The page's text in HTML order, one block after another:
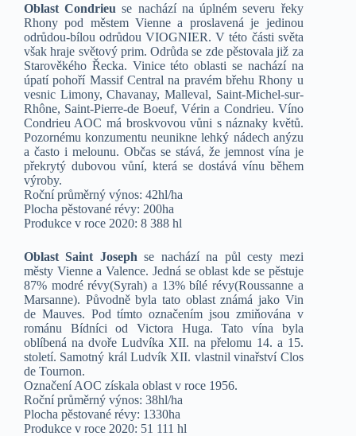
Oblast Condrieu se nachází na úplném severu řeky
Rhony pod městem Vienne a proslavená je jedinou
odrůdou-bílou odrůdou VIOGNIER. V této části světa
však hraje světový prim. Odrůda se zde pěstovala již za
Starověkého Řecka. Vinice této oblasti se nachází na
úpatí pohoří Massif Central na pravém břehu Rhony u
vesnic Limony, Chavanay, Malleval, Saint-Michel-sur-
Rhône, Saint-Pierre-de Boeuf, Vérin a Condrieu. Víno
Condrieu AOC má broskvovou vůni s náznaky květů.
Pozornému konzumentu neunikne lehký nádech anýzu
a často i melounu. Občas se stává, že jemnost vína je
překrytý dubovou vůní, která se dostává vínu během
výroby.
Roční průměrný výnos: 42hl/ha
Plocha pěstované révy: 200ha
Produkce v roce 2020: 8 388 hl
Oblast Saint Joseph se nachází na půl cesty mezi
městy Vienne a Valence. Jedná se oblast kde se pěstuje
87% modré révy(Syrah) a 13% bílé révy(Roussanne a
Marsanne). Původně byla tato oblast známá jako Vin
de Mauves. Pod tímto označením jsou zmiňována v
románu Bídníci od Victora Huga. Tato vína byla
oblíbená na dvoře Ludvíka XII. na přelomu 14. a 15.
století. Samotný král Ludvík XII. vlastnil vinařství Clos
de Tournon.
Označení AOC získala oblast v roce 1956.
Roční průměrný výnos: 38hl/ha
Plocha pěstované révy: 1330ha
Produkce v roce 2020: 51 111 hl